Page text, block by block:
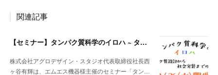
関連記事
【セミナー】タンパク質科学のイロハ ~ タンパク質設計から社会実装までの交差点
株式会社アグロデザイン・スタジオ代表取締役社長西
ヶ谷有輝は、エムエス機器様主催のセミナー「タン…